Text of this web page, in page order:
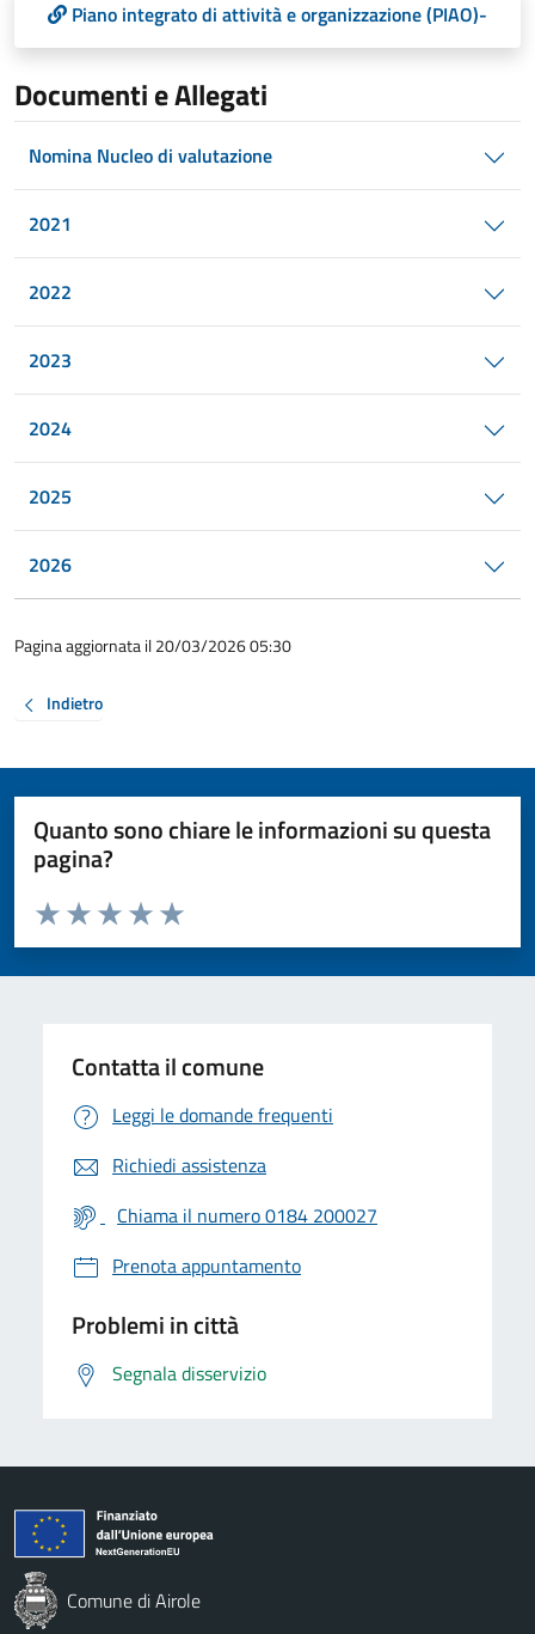
Piano integrato di attività e organizzazione (PIAO)-
Documenti e Allegati
Nomina Nucleo di valutazione
2021
2022
2023
2024
2025
2026
Pagina aggiornata il 20/03/2026 05:30
Indietro
Quanto sono chiare le informazioni su questa
pagina?
Valuta da 1 a 5 stelle la pagina
Valuta 5 stelle su 5
Valuta 4 stelle su 5
Valuta 3 stelle su 5
Valuta 2 stelle su 5
Valuta 1 stelle su 5
Contatta il comune
Leggi le domande frequenti
Richiedi assistenza
Chiama il numero 0184 200027
Prenota appuntamento
Problemi in città
Segnala disservizio
Comune di Airole